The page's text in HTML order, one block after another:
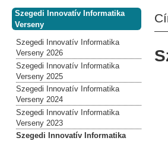
Szegedi Innovatív Informatika
Verseny
Szegedi Innovatív Informatika
Verseny 2026
Szegedi Innovatív Informatika
Verseny 2025
Szegedi Innovatív Informatika
Verseny 2024
Szegedi Innovatív Informatika
Verseny 2023
Szegedi Innovatív Informatika